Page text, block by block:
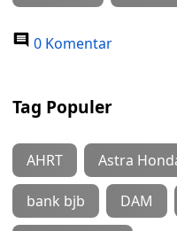
0 Komentar
Tag Populer
AHRT Astra
bank bjb DAM